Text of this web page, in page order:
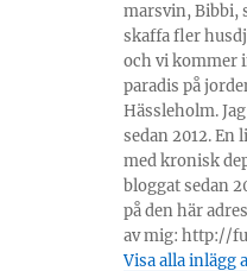
marsvin, Bibbi,
skaffa fler
och vi kommer
paradis på
Hässleholm.
sedan 2012.
med kronisk
bloggat sedan
på den här
av mig: http://
Visa alla inlägg